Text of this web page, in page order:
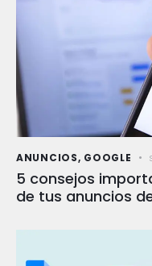
ANUNCIOS, GOOGLE
5 consejos
de tus anuncios